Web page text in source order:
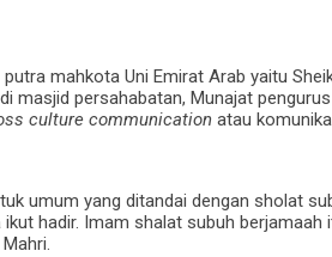
mahkota Uni Emirat Arab yaitu
masjid persahabatan, Munajat
culture communication atau
umum yang ditandai dengan sholat
hadir. Imam shalat subuh berjamaah